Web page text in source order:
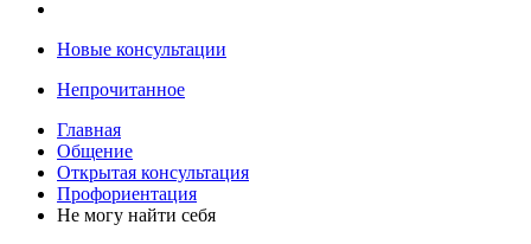
Новые консультации
Непрочитанное
Главная
Общение
Открытая консультация
Профориентация
Не могу найти себя